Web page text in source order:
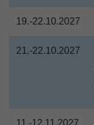
19.-22.10.2027
21.-22.10.2027